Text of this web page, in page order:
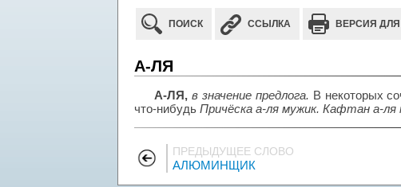
ПОИСК ССЫЛКА ВЕРСИЯ ДЛЯ
А-ЛЯ
А-ЛЯ, в значение предлога. В некоторых
что-нибудь Причёска а-ля мужик. Кафтан а-ля
ПРЕДЫДУЩЕЕ СЛОВО
АЛЮМИНЩИК